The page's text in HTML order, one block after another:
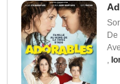
De